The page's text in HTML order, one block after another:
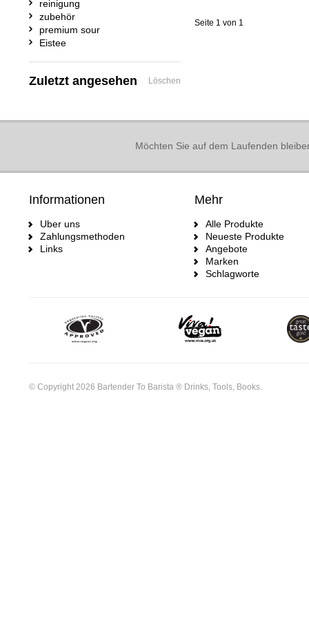
Seite 1 von 1
reinigung
zubehör
premium sour
Eistee
Zuletzt angesehen Löschen
Möchten Sie auf dem Laufenden
Informationen
Uber uns
Zahlungsmethoden
Links
Mehr
Alle Produkte
Neueste Produkte
Angebote
Marken
Schlagworte
© Copyright 2026 Bartender To Barista ® Drinks, Tools, Books.